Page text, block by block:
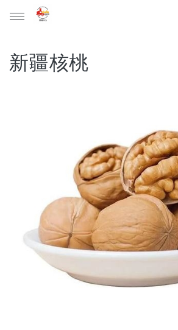
天山雪蓮清氣飲+金箔皂 可任選 (單價
保健食品
日化用品
超值優惠
新疆核桃